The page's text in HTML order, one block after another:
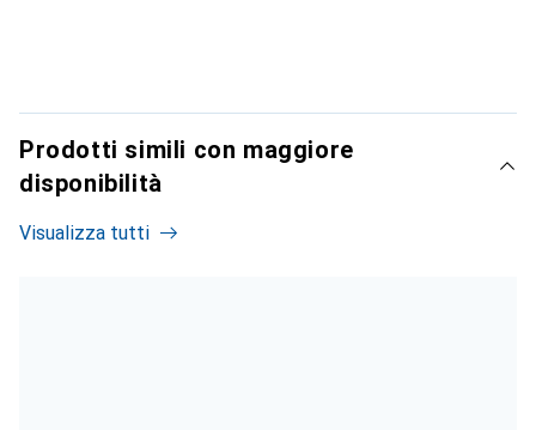
Prodotti simili con maggiore
disponibilità
Visualizza tutti